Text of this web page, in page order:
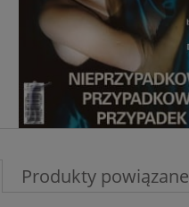
Produkty powiązane